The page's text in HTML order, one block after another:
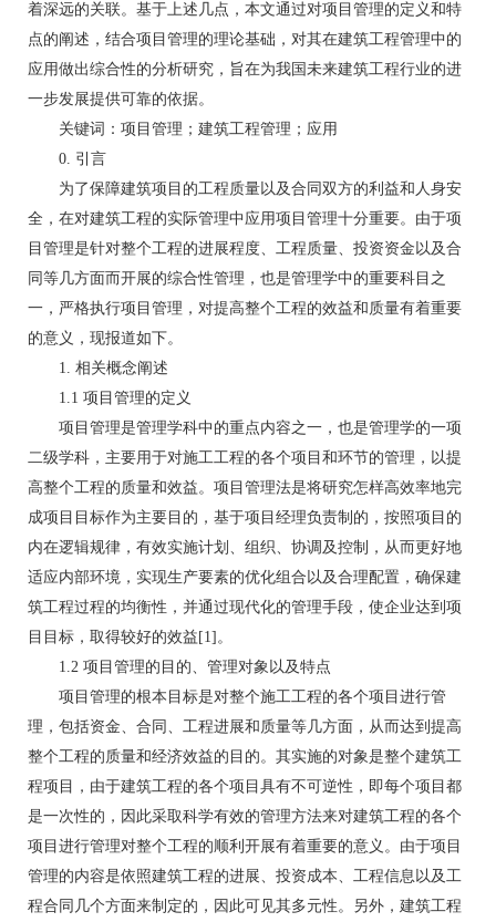
着深远的关联。基于上述几点，本文通过对项目管理的定义和特
点的阐述，结合项目管理的理论基础，对其在建筑工程管理中的
应用做出综合性的分析研究，旨在为我国未来建筑工程行业的进
一步发展提供可靠的依据。
关键词：项目管理；建筑工程管理；应用
0. 引言
为了保障建筑项目的工程质量以及合同双方的利益和人身安
全，在对建筑工程的实际管理中应用项目管理十分重要。由于项
目管理是针对整个工程的进展程度、工程质量、投资资金以及合
同等几方面而开展的综合性管理，也是管理学中的重要科目之
一，严格执行项目管理，对提高整个工程的效益和质量有着重要
的意义，现报道如下。
1. 相关概念阐述
1.1 项目管理的定义
项目管理是管理学科中的重点内容之一，也是管理学的一项
二级学科，主要用于对施工工程的各个项目和环节的管理，以提
高整个工程的质量和效益。项目管理法是将研究怎样高效率地完
成项目目标作为主要目的，基于项目经理负责制的，按照项目的
内在逻辑规律，有效实施计划、组织、协调及控制，从而更好地
适应内部环境，实现生产要素的优化组合以及合理配置，确保建
筑工程过程的均衡性，并通过现代化的管理手段，使企业达到项
目目标，取得较好的效益[1]。
1.2 项目管理的目的、管理对象以及特点
项目管理的根本目标是对整个施工工程的各个项目进行管
理，包括资金、合同、工程进展和质量等几方面，从而达到提高
整个工程的质量和经济效益的目的。其实施的对象是整个建筑工
程项目，由于建筑工程的各个项目具有不可逆性，即每个项目都
是一次性的，因此采取科学有效的管理方法来对建筑工程的各个
项目进行管理对整个工程的顺利开展有着重要的意义。由于项目
管理的内容是依照建筑工程的进展、投资成本、工程信息以及工
程合同几个方面来制定的，因此可见其多元性。另外，建筑工程